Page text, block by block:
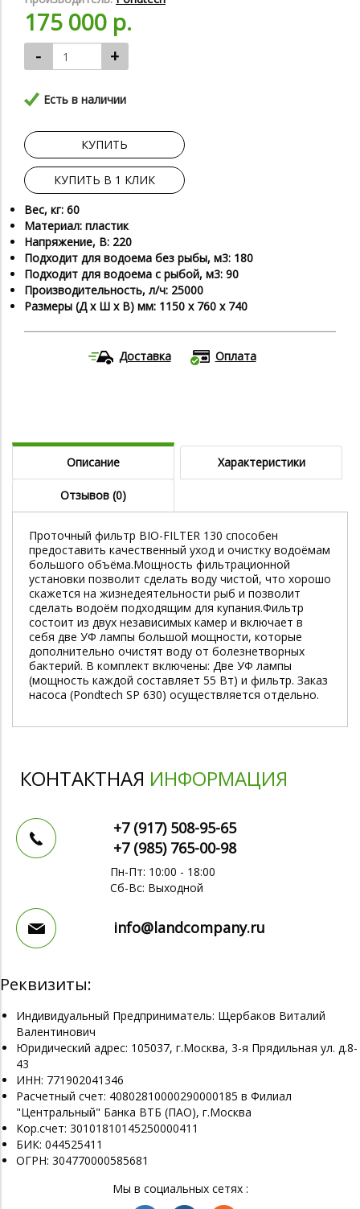
175 000 р.
- +
Есть в наличии
КУПИТЬ
КУПИТЬ В 1 КЛИК
Вес, кг: 60
Материал: пластик
Напряжение, В: 220
Подходит для водоема без рыбы, м3: 180
Подходит для водоема с рыбой, м3: 90
Производительность, л/ч: 25000
Размеры (Д х Ш х В) мм: 1150 х 760 х 740
Доставка Оплата
Описание Характеристики
Отзывов (0)
Проточный фильтр BIO-FILTER 130 способен
предоставить качественный уход и очистку водоёмам
большого объёма.Мощность фильтрационной
установки позволит сделать воду чистой, что хорошо
скажется на жизнедеятельности рыб и позволит
сделать водоём подходящим для купания.Фильтр
состоит из двух независимых камер и включает в
себя две УФ лампы большой мощности, которые
дополнительно очистят воду от болезнетворных
бактерий. В комплект включены: Две УФ лампы
(мощность каждой составляет 55 Вт) и фильтр. Заказ
насоса (Pondtech SP 630) осуществляется отдельно.
КОНТАКТНАЯ ИНФОРМАЦИЯ
+7 (917) 508-95-65
+7 (985) 765-00-98
Пн-Пт: 10:00 - 18:00
Сб-Вс: Выходной
info@landcompany.ru
Реквизиты:
Индивидуальный Предприниматель: Щербаков Виталий
Валентинович
Юридический адрес: 105037, г.Москва, 3-я Прядильная ул. д.8-
43
ИНН: 771902041346
Расчетный счет: 40802810000290000185 в Филиал
"Центральный" Банка ВТБ (ПАО), г.Москва
Кор.счет: 30101810145250000411
БИК: 044525411
ОГРН: 304770000585681
Мы в социальных сетях :